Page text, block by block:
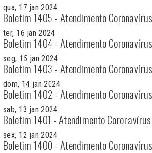
qua, 17 jan 2024
Boletim 1405 - Atendimento Coronavírus
ter, 16 jan 2024
Boletim 1404 - Atendimento Coronavírus
seg, 15 jan 2024
Boletim 1403 - Atendimento Coronavírus
dom, 14 jan 2024
Boletim 1402 - Atendimento Coronavírus
sab, 13 jan 2024
Boletim 1401 - Atendimento Coronavírus
sex, 12 jan 2024
Boletim 1400 - Atendimento Coronavírus